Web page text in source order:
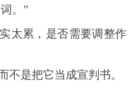
。”
太累，是否需要调整作
不是把它当成宣判书。